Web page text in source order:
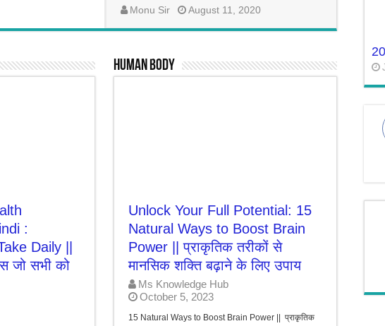
Monu Sir
August 11, 2020
:
Daily ||
जो सभी को
Human Body
Unlock Your Full Potential: 15
Natural Ways to Boost Brain
Power || प्राकृतिक तरीकों से
मानसिक शक्ति बढ़ाने के लिए उपाय
Ms Knowledge Hub
October 5, 2023
15 Natural Ways to Boost Brain Power || प्राकृतिक